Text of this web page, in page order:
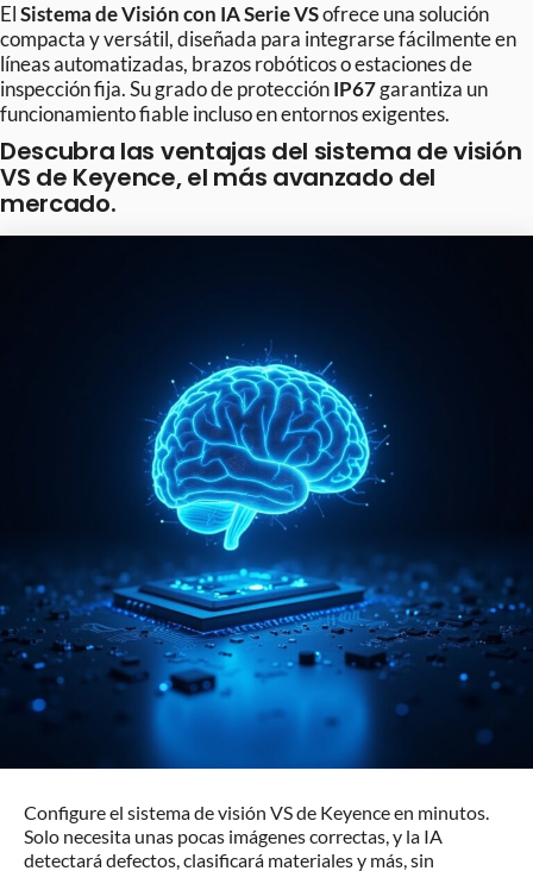
ElSistema de Visión con IA Serie VSofrece una solución
compacta y versátil, diseñada para integrarse fácilmente en
líneas automatizadas, brazos robóticos o estaciones de
inspección fija. Su grado de protecciónIP67garantiza un
funcionamiento fiable incluso en entornos exigentes.
Descubra las ventajas del sistema de visión
VS de Keyence, el más avanzado del
mercado.
Configure el sistema de visión VS de Keyence en minutos.
Solo necesita unas pocas imágenes correctas, y la IA
detectará defectos, clasificará materiales y más, sin